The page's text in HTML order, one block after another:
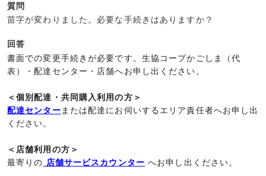
質問
苗字が変わりました。必要な手続きはありますか？
回答
書面での変更手続きが必要です。生協コープかごしま（代
表）・配達センター・店舗へお申し出ください。
＜個別配達・共同購入利用の方＞
配達センターまたは配達にお伺いするエリア責任者へお申し出
ください。
＜店舗利用の方＞
最寄りの 店舗サービスカウンター へお申し出ください。